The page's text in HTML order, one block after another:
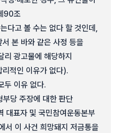
90조
다고 볼 수는 없다 할 것인데,
본 바와 같은 사정 등을
광고물에 해당하지
적인 이유가 없다).
두 이유 없다.
부당 주장에 대한 판단
대표자 및 국민참여운동본부
서 이 사건 희망돼지 저금통을